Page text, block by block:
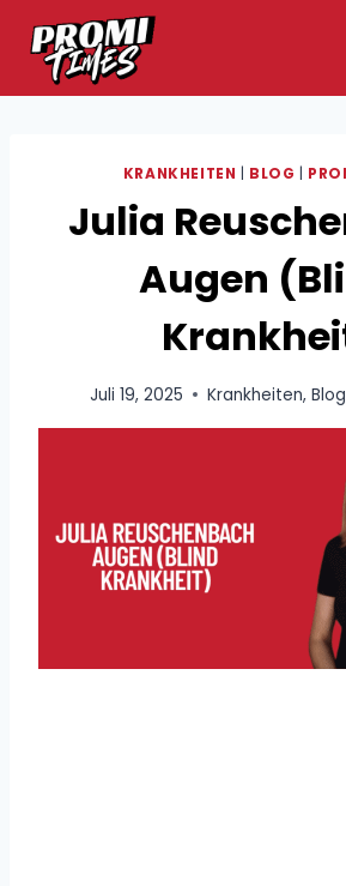
Inhalt
springen
KRANKHEITEN BLOG
Julia
Augen
Juli 19, 2025 Krankheiten, Blog